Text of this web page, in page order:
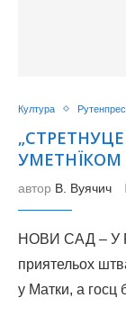
Култура Рутенпрес
автор В. Вуячич
НОВИ САД – У
приятельох
у Матки, а госц